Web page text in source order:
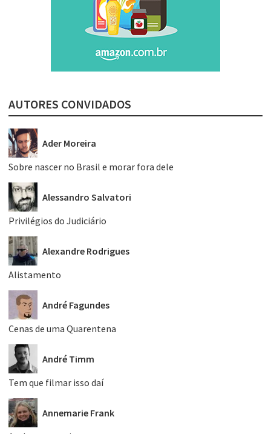
AUTORES CONVIDADOS
Ader Moreira
Sobre nascer no Brasil e morar fora dele
Alessandro Salvatori
Privilégios do Judiciário
Alexandre Rodrigues
Alistamento
André Fagundes
Cenas de uma Quarentena
André Timm
Tem que filmar isso daí
Annemarie Frank